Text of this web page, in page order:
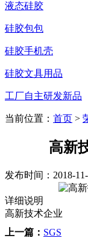
液态硅胶
硅胶包包
硅胶手机壳
硅胶文具用品
工厂自主研发新品
当前位置： 首页 >
高新
发布时间： 2018-
详细说明
高新技术企业
上一篇： SGS